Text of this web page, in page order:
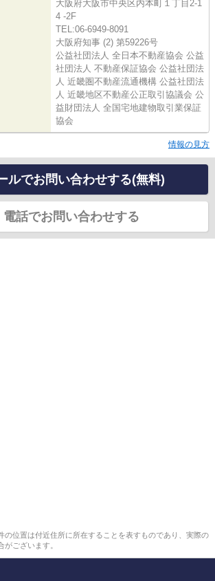
大阪府大阪市中央区内本町１丁目2-1
4 -2F
TEL:06-6949-8091
大阪府知事 (2) 第59226号
公益社団法人 全日本不動産協会 公益
社団法人 不動産保証協会 公益社団法
人 近畿圏不動産流通機構 公益社団法
人 近畿地区不動産公正取引協議会 公
益財団法人 全国宅地建物取引業保証
協会
情報の見方
ルでお問い合わせする(無料)
電話でお問い合わせする
位置は付近住所に所在することを表すものであり、実際の
ございます。